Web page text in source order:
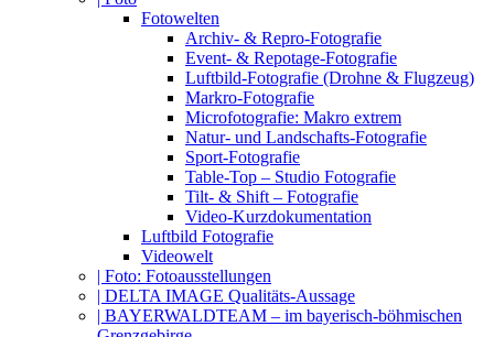
Fotowelten
Archiv- & Repro-Fotografie
Event- & Repotage-Fotografie
Luftbild-Fotografie (Drohne & Flugzeug)
Markro-Fotografie
Microfotografie: Makro extrem
Natur- und Landschafts-Fotografie
Sport-Fotografie
Table-Top – Studio Fotografie
Tilt- & Shift – Fotografie
Video-Kurzdokumentation
Luftbild Fotografie
Videowelt
| Foto: Fotoausstellungen
| DELTA IMAGE Qualitäts-Aussage
| BAYERWALDTEAM – im bayerisch-böhmischen